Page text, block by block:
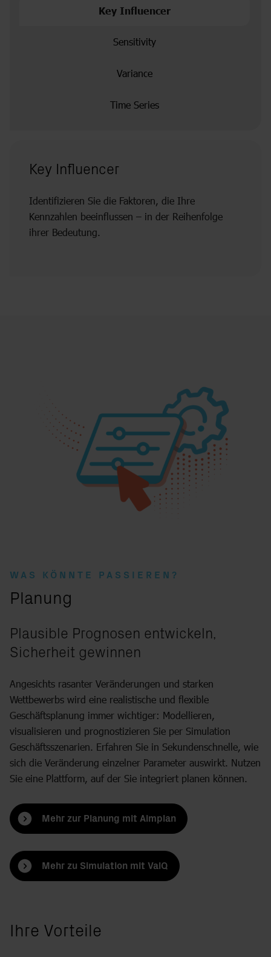
Key Influencer
Sensitivity
Variance
Time Series
Key Influencer
Identifizieren Sie die Faktoren, die Ihre
Kennzahlen beeinflussen – in der Reihenfolge
ihrer Bedeutung.
WAS KÖNNTE PASSIEREN?
:Planung
Plausible Prognosen entwickeln,
Sicherheit gewinnen
Angesichts rasanter Veränderungen und starken
Wettbewerbs wird eine realistische und flexible
Geschäftsplanung immer wichtiger: Modellieren,
visualisieren und prognostizieren Sie per Simulation
Geschäftsszenarien. Erfahren Sie in Sekundenschnelle, wie
sich die Veränderung einzelner Parameter auswirkt. Nutzen
Sie eine Plattform, auf der Sie integriert planen können.
Mehr zur Planung mit Aimplan
Mehr zu Simulation mit ValQ
Ihre Vorteile